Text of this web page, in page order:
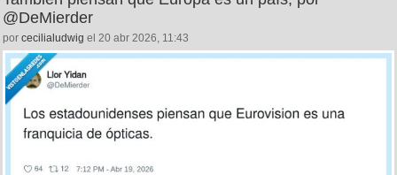
@DeMierder
por cecilialudwig el 20 abr 2026, 11:43